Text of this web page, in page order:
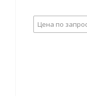
Цена по